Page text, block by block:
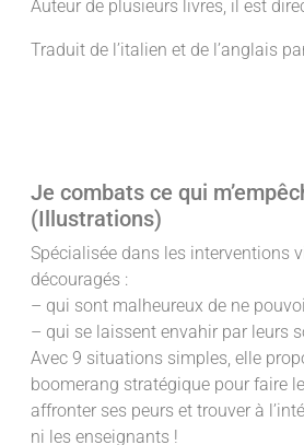
Auteur de plusieurs livres, il est
Traduit de l’italien et de l’anglais
Je combats ce qui
(Illustrations)
Spécialisée dans les interventions
découragés :
– qui sont malheureux de ne
– qui se laissent envahir par leurs
Avec 9 situations simples, elle
boomerang stratégique pour faire
affronter ses peurs et trouver à
ni les enseignants !